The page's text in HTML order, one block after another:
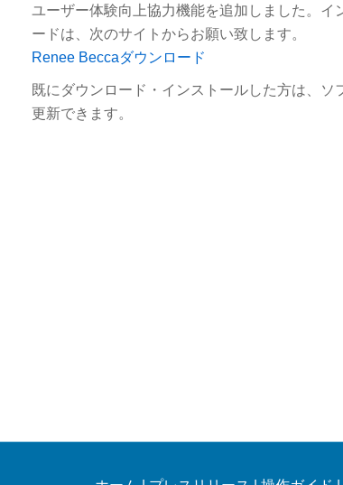
ユーザー体験向上協力機能を追加しました。
ードは、次のサイトからお願い致します。
Renee Beccaダウンロード
既にダウンロード・インストールした方は、
更新できます。